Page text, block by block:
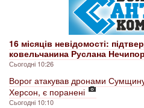
16 місяців невідомості:
ковельчанина Руслана
Сьогодні 10:26
Ворог атакував дронами
Херсон, є поранені
Сьогодні 10:10